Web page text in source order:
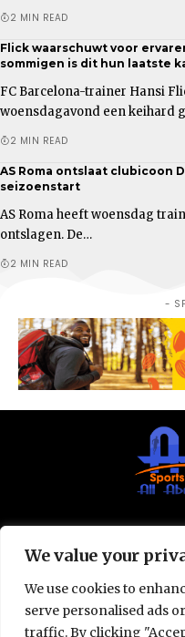
We value your
We use cookies to
serve personalised ads
traffic. By clicking
2 MIN READ
Flick waarschuwt voor
sommigen is dit hun laatste
FC Barcelona-trainer Hansi
woensdagavond een keihard
2 MIN READ
AS Roma ontslaat clubicoon
seizoenstart
AS Roma heeft woensdag
ontslagen. De…
2 MIN READ
-